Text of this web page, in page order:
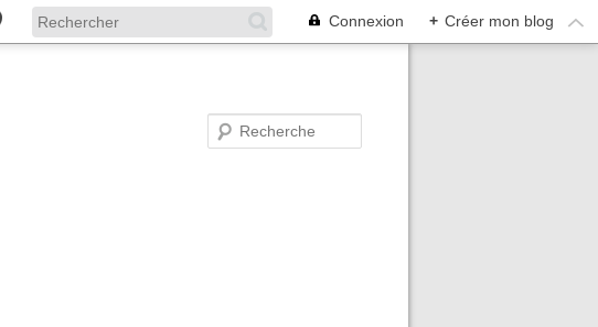
Connexion + Créer mon blog